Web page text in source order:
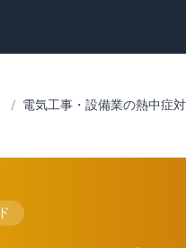
/ 電気工事・設備業の熱中症